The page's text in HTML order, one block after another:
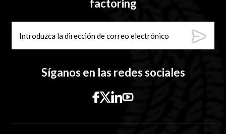
factoring
Síganos en las redes sociales